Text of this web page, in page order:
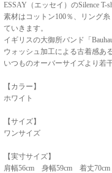
ESSAY（エッセイ）のSilence
素材はコットン100％、リング
ていきます。
イギリスの大御所バンド「
ウォッシュ加工による古着感あ
いつものオーバーサイズより若
【カラー】
ホワイト
【サイズ】
ワンサイズ
【実寸サイズ】
肩幅56cm 身幅59cm 着丈70cm